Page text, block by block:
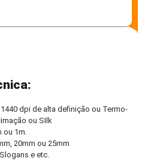
dpi de alta definição ou Termo-
ou SIlk
ou 1m.
20mm ou 25mm
e etc.